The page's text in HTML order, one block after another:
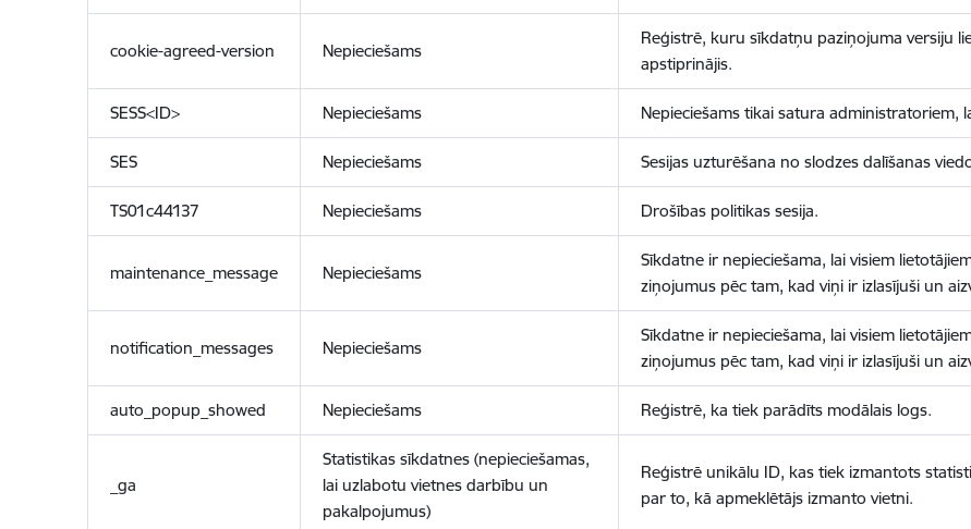
cookie-agreed-version Nepieciešams
Reģistrē, kuru sīkdatņu paziņojuma versiju
apstiprinājis.
SESS<ID> Nepieciešams Nepieciešams tikai satura administratoriem,
SES Nepieciešams Sesijas uzturēšana no slodzes dalīšanas
TS01c44137 Nepieciešams Drošības politikas sesija.
maintenance_message Nepieciešams
Sīkdatne ir nepieciešama, lai visiem
ziņojumus pēc tam, kad viņi ir izlasījuši un
notification_messages Nepieciešams
Sīkdatne ir nepieciešama, lai visiem
ziņojumus pēc tam, kad viņi ir izlasījuši un
auto_popup_showed Nepieciešams Reģistrē, ka tiek parādīts modālais logs.
_ga
Statistikas sīkdatnes (nepieciešamas,
lai uzlabotu vietnes darbību un
pakalpojumus)
Reģistrē unikālu ID, kas tiek izmantots
par to, kā apmeklētājs izmanto vietni.